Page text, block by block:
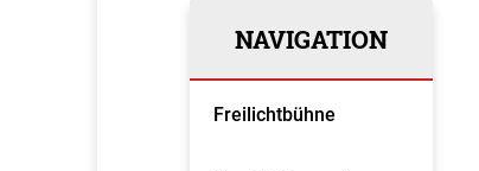
NAVIGATION
Freilichtbühne